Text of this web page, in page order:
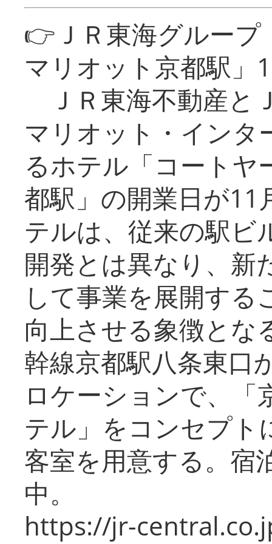
👉ＪＲ東海グルー
マリオット京都駅」
ＪＲ東海不動産と
マリオット・インタ
るホテル「コートヤ
都駅」の開業日が11
テルは、従来の駅ビ
開発とは異なり、新
して事業を展開する
向上させる象徴とな
幹線京都駅八条東口
ロケーションで、「
テル」をコンセプト
客室を用意する。宿
中。
https://jr-